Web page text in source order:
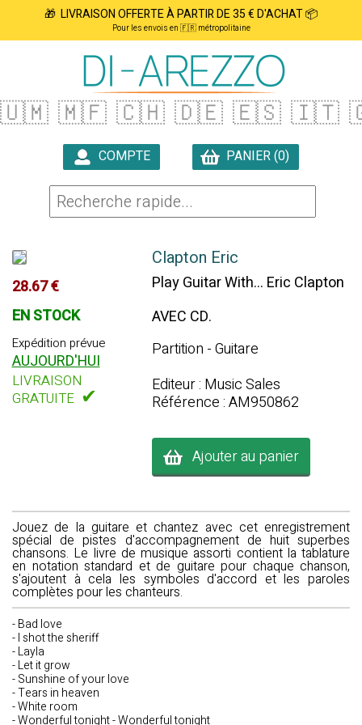
🎁 LIVRAISON OFFERTE À PARTIR DE 35 € D'ACHAT 📦
Pour les envois en 🇫🇷 métropolitaine
🇺🇲 🇲🇫 🇨🇭 🇩🇪 🇪🇸 🇮🇹
COMPTE
PANIER (0)
28.67 €
EN STOCK
Expédition prévue
AUJOURD'HUI
LIVRAISON
GRATUITE ✔
Clapton Eric
Play Guitar With... Eric Clapton
AVEC CD.
Partition - Guitare
Editeur : Music Sales
Référence : AM950862
Ajouter au panier
Jouez de la guitare et chantez avec cet enregistrement
spécial de pistes d'accompagnement de huit superbes
chansons. Le livre de musique assorti contient la tablature
en notation standard et de guitare pour chaque chanson,
s'ajoutent à cela les symboles d'accord et les paroles
complètes pour les chanteurs.
- Bad love
- I shot the sheriff
- Layla
- Let it grow
- Sunshine of your love
- Tears in heaven
- White room
- Wonderful tonight - Wonderful tonight